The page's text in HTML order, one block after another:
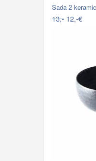
Sada 2
13,- 12,-€